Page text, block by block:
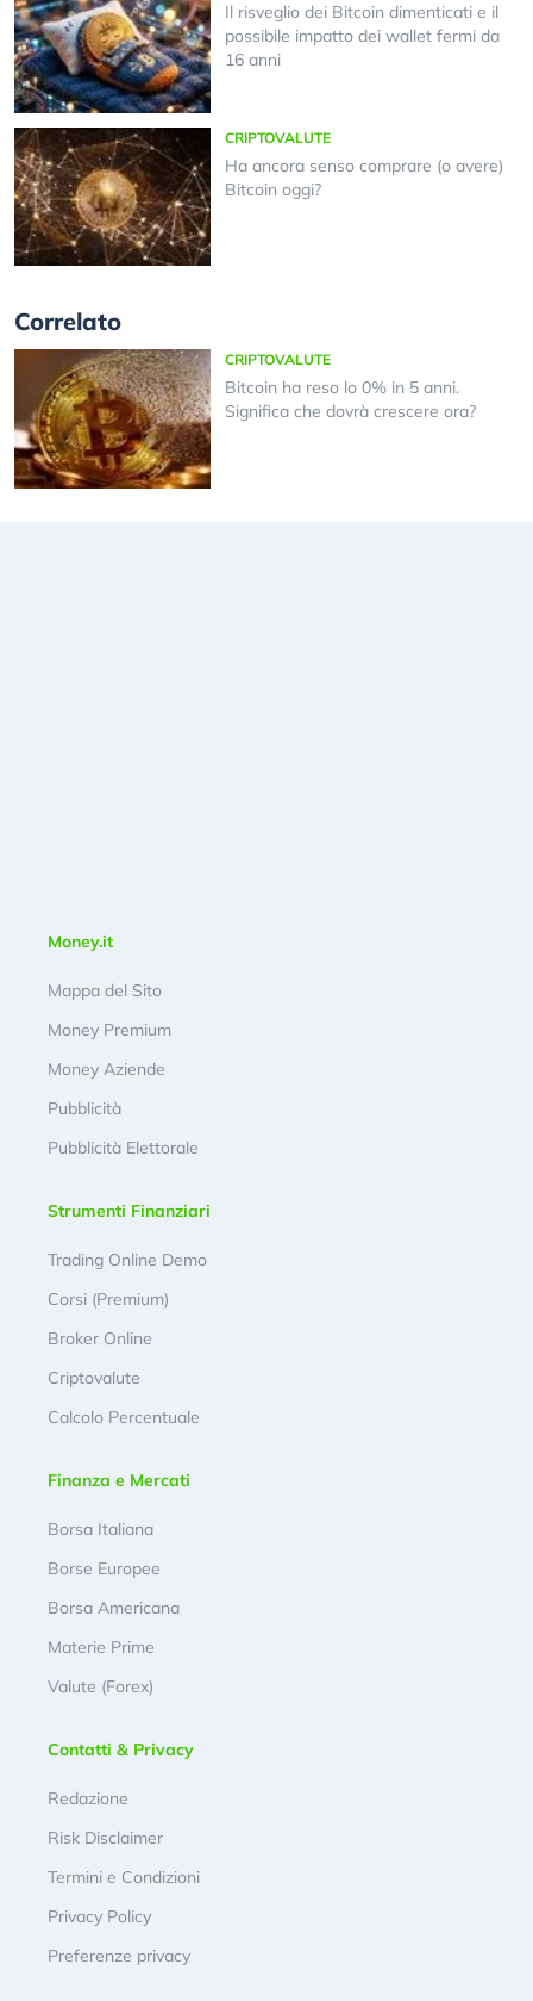
Il risveglio dei Bitcoin dimenticati e il
possibile impatto dei wallet fermi da
16 anni
CRIPTOVALUTE
Ha ancora senso comprare (o avere)
Bitcoin oggi?
Correlato
CRIPTOVALUTE
Bitcoin ha reso lo 0% in 5 anni.
Significa che dovrà crescere ora?
Money.it
Mappa del Sito
Money Premium
Money Aziende
Pubblicità
Pubblicità Elettorale
Strumenti Finanziari
Trading Online Demo
Corsi (Premium)
Broker Online
Criptovalute
Calcolo Percentuale
Finanza e Mercati
Borsa Italiana
Borse Europee
Borsa Americana
Materie Prime
Valute (Forex)
Contatti & Privacy
Redazione
Risk Disclaimer
Termini e Condizioni
Privacy Policy
Preferenze privacy